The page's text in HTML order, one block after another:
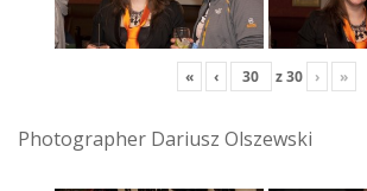
« ‹ z30 › »
Photographer Dariusz Olszewski